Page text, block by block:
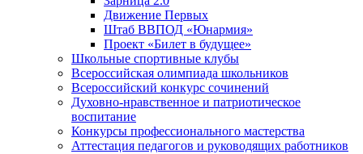
Движение Первых
Штаб ВВПОД «Юнармия»
Проект «Билет в будущее»
Школьные спортивные клубы
Всероссийская олимпиада школьников
Всероссийский конкурс сочинений
Духовно-нравственное и патриотическое
воспитание
Конкурсы профессионального мастерства
Аттестация педагогов и руководящих работников